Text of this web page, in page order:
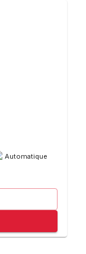
Automatique